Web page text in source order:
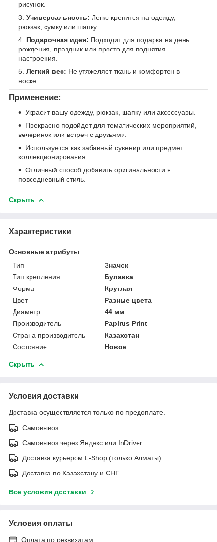
рисунок.
Универсальность: Легко крепится на одежду,
рюкзак, сумку или шапку.
Подарочная идея: Подходит для подарка на день
рождения, праздник или просто для поднятия
настроения.
Легкий вес: Не утяжеляет ткань и комфортен в
носке.
Применение:
Украсит вашу одежду, рюкзак, шапку или аксессуары.
Прекрасно подойдет для тематических мероприятий,
вечеринок или встреч с друзьями.
Используется как забавный сувенир или предмет
коллекционирования.
Отличный способ добавить оригинальности в
повседневный стиль.
Скрыть
Характеристики
Основные атрибуты
Тип
Значок
Тип крепления
Булавка
Форма
Круглая
Цвет
Разные цвета
Диаметр
44 мм
Производитель
Papirus Print
Страна производитель
Казахстан
Состояние
Новое
Скрыть
Условия доставки
Доставка осуществляется только по предоплате.
Самовывоз
Самовывоз через Яндекс или InDriver
Доставка курьером L-Shop (только Алматы)
Доставка по Казахстану и СНГ
Все условия доставки
Условия оплаты
Оплата по реквизитам